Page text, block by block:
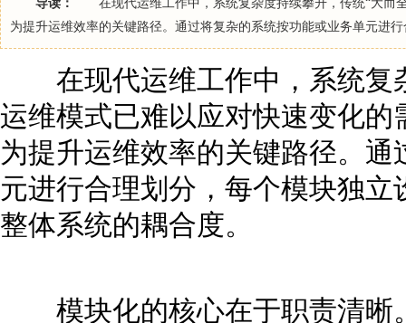
导读：
在现代运维工作中，系统复杂度持续攀升，传统“大而
为提升运维效率的关键路径。通过将复杂的系统按功能或业务单元进
在现代运维工作中，系统复
运维模式已难以应对快速变化
为提升运维效率的关键路径。
元进行合理划分，每个模块独
整体系统的耦合度。
模块化的核心在于职责清晰